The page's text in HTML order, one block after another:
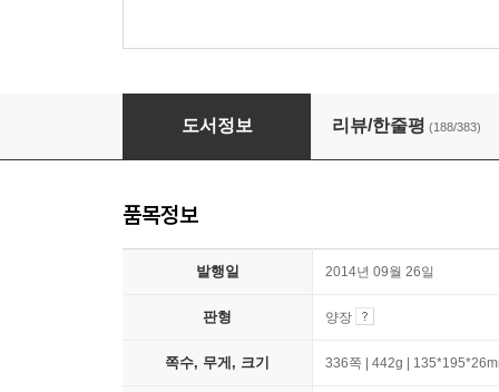
가면산장 살인사건
도서정보 리뷰/한줄평 (188/383)
품목정보
발행일 2014년 09월 26일
판형 양장
쪽수, 무게, 크기 336쪽 | 442g |